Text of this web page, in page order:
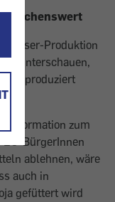
Produktion
produziert
Information zum
EU-BürgerInnen
ablehnen, wäre
auch in
gefüttert wird